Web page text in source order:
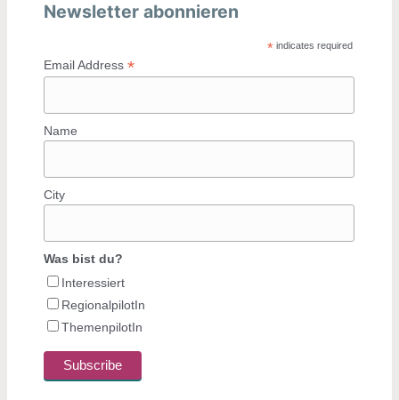
Newsletter abonnieren
*indicates required
Email Address*
Name
City
Was bist du?
Interessiert
RegionalpilotIn
ThemenpilotIn